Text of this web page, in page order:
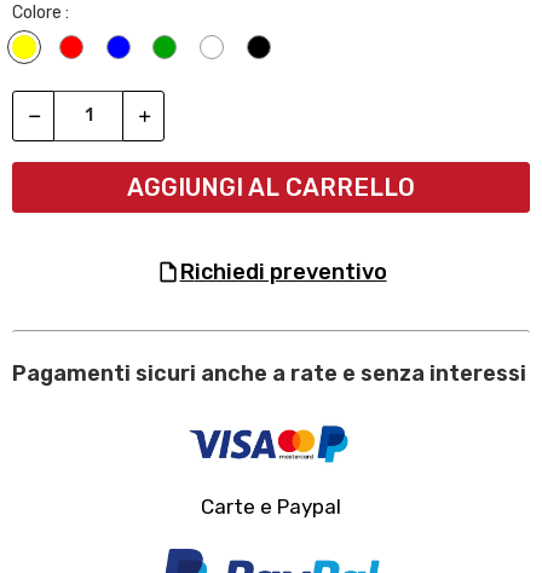
Colore :
Giallo
RossoBlu Verde BiancoNero
AGGIUNGI AL CARRELLO
richiedi preventivo
Pagamenti sicuri anche a rate e senza interessi
Carte e Paypal